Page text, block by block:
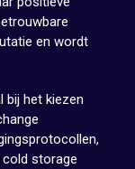
en wordt
bij het kiezen
storage